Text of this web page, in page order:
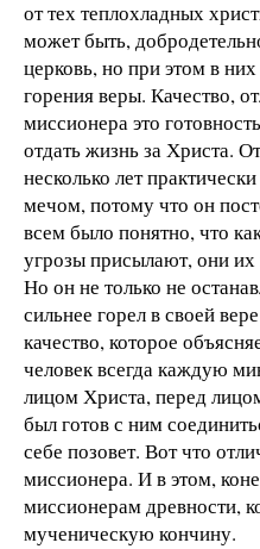
от тех теплохладных
может быть,
церковь, но при этом в
горения веры. Качество,
миссионера это
отдать жизнь за Христа.
несколько лет
мечом, потому что он
всем было понятно, что
угрозы присылают, они их
Но он не только не
сильнее горел в своей
качество, которое
человек всегда каждую
лицом Христа, перед
был готов с ним
себе позовет. Вот что
миссионера. И в этом,
миссионерам древности,
мученическую кончину.